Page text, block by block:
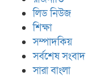
লিড নিউজ
শিক্ষা
সম্পাদকিয়
সর্বশেষ সংবাদ
সারা বাংলা